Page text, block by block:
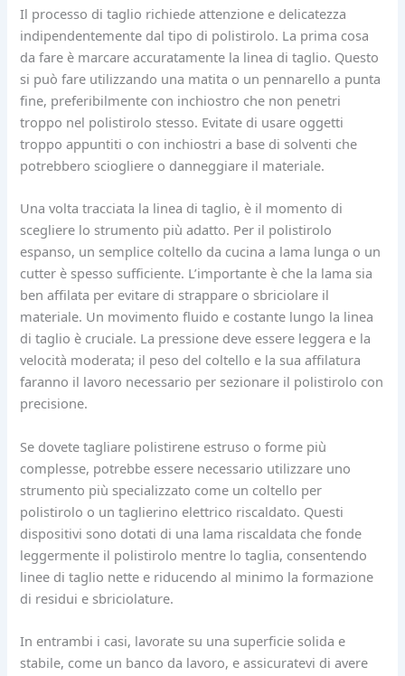
Il processo di taglio richiede attenzione e delicatezza
indipendentemente dal tipo di polistirolo. La prima cosa
da fare è marcare accuratamente la linea di taglio. Questo
si può fare utilizzando una matita o un pennarello a punta
fine, preferibilmente con inchiostro che non penetri
troppo nel polistirolo stesso. Evitate di usare oggetti
troppo appuntiti o con inchiostri a base di solventi che
potrebbero sciogliere o danneggiare il materiale.
Una volta tracciata la linea di taglio, è il momento di
scegliere lo strumento più adatto. Per il polistirolo
espanso, un semplice coltello da cucina a lama lunga o un
cutter è spesso sufficiente. L’importante è che la lama sia
ben affilata per evitare di strappare o sbriciolare il
materiale. Un movimento fluido e costante lungo la linea
di taglio è cruciale. La pressione deve essere leggera e la
velocità moderata; il peso del coltello e la sua affilatura
faranno il lavoro necessario per sezionare il polistirolo con
precisione.
Se dovete tagliare polistirene estruso o forme più
complesse, potrebbe essere necessario utilizzare uno
strumento più specializzato come un coltello per
polistirolo o un taglierino elettrico riscaldato. Questi
dispositivi sono dotati di una lama riscaldata che fonde
leggermente il polistirolo mentre lo taglia, consentendo
linee di taglio nette e riducendo al minimo la formazione
di residui e sbriciolature.
In entrambi i casi, lavorate su una superficie solida e
stabile, come un banco da lavoro, e assicuratevi di avere